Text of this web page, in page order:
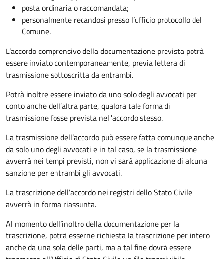
posta ordinaria o raccomandata;
personalmente recandosi presso l’ufficio protocollo del
Comune.
L’accordo comprensivo della documentazione prevista potrà
essere inviato contemporaneamente, previa lettera di
trasmissione sottoscritta da entrambi.
Potrà inoltre essere inviato da uno solo degli avvocati per
conto anche dell’altra parte, qualora tale forma di
trasmissione fosse prevista nell'accordo stesso.
La trasmissione dell’accordo può essere fatta comunque anche
da solo uno degli avvocati e in tal caso, se la trasmissione
avverrà nei tempi previsti, non vi sarà applicazione di alcuna
sanzione per entrambi gli avvocati.
La trascrizione dell’accordo nei registri dello Stato Civile
avverrà in forma riassunta.
Al momento dell’inoltro della documentazione per la
trascrizione, potrà esserne richiesta la trascrizione per intero
anche da una sola delle parti, ma a tal fine dovrà essere